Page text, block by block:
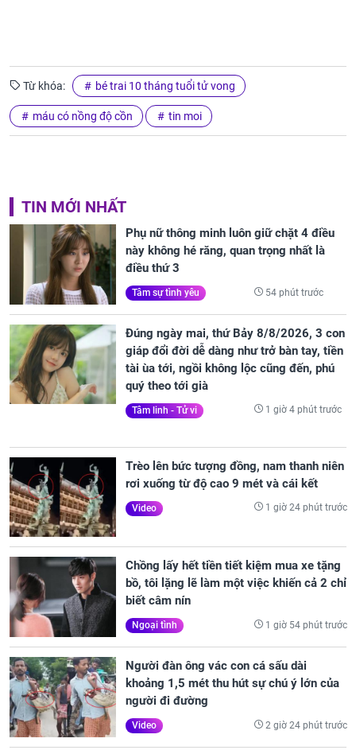
Từ khóa: bé trai 10 tháng tuổi tử vong
máu có nồng độ cồn tin moi
TIN MỚI NHẤT
Phụ nữ thông minh luôn giữ chặt 4 điều
này không hé răng, quan trọng nhất là
điều thứ 3
Tâm sự tình yêu 54 phút trước
Đúng ngày mai, thứ Bảy 8/8/2026, 3 con
giáp đổi đời dễ dàng như trở bàn tay, tiền
tài ùa tới, ngồi không lộc cũng đến, phú
quý theo tới già
Tâm linh - Tử vi 1 giờ 4 phút trước
Trèo lên bức tượng đồng, nam thanh niên
rơi xuống từ độ cao 9 mét và cái kết
Video 1 giờ 24 phút trước
Chồng lấy hết tiền tiết kiệm mua xe tặng
bồ, tôi lặng lẽ làm một việc khiến cả 2 chỉ
biết câm nín
Ngoại tình 1 giờ 54 phút trước
Người đàn ông vác con cá sấu dài
khoảng 1,5 mét thu hút sự chú ý lớn của
người đi đường
Video 2 giờ 24 phút trước